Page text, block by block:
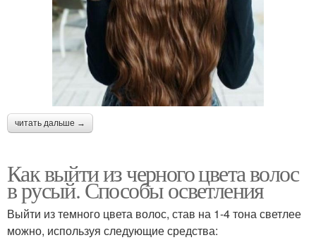
читать дальше →
Как выйти из черного цвета волос
в русый. Способы осветления
Выйти из темного цвета волос, став на 1-4 тона светлее
можно, используя следующие средства: